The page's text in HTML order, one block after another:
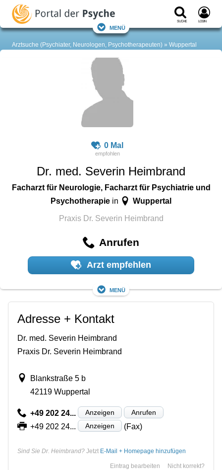
Suche Login
Menü
Arztsuche (Psychiater, Neurologen, Psychotherapeuten) Wuppertal
0 Mal
Dr. med. Severin Heimbrand
Facharzt für Neurologie, Facharzt für Psychiatrie und
Psychotherapiein Wuppertal
Praxis Dr. Severin Heimbrand
Anrufen
Arzt empfehlen
Menü
Adresse + Kontakt
Dr. med. Severin Heimbrand
Praxis Dr. Severin Heimbrand
Blankstraße 5 b
42119 Wuppertal
+49 202 24... Anzeigen Anrufen
+49 202 24... Anzeigen (Fax)
Sind Sie Dr. Heimbrand? Jetzt E-Mail + Homepage hinzufügen
Nicht korrekt?
Eintrag bearbeiten